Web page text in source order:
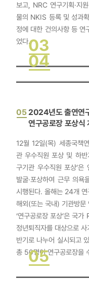
보고, NRC 연구기획·지
물의 NKIS 등록 및 성과
정에 대한 건의사항 등 연
었다.03
04
05 2024년도 출연연
연구공로장 포상식
12월 12일(목) 세종국책
관 우수직원 포상 및 하반
구기관 우수직원 포상’
발굴·포상하여 근무 의
시행된다. 올해는 24개
해외(또는 국내) 기관방문
‘연구공로장 포상’은 국
정년퇴직자를 대상으로
반기로 나누어 실시되고
총 50명이 연구공로장을
05